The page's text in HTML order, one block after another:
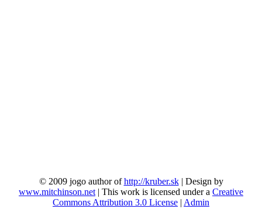
© 2009 jogo author ofhttp://kruber.sk| Design by
www.mitchinson.net | This work is licensed under a Creative
Commons Attribution 3.0 License | Admin